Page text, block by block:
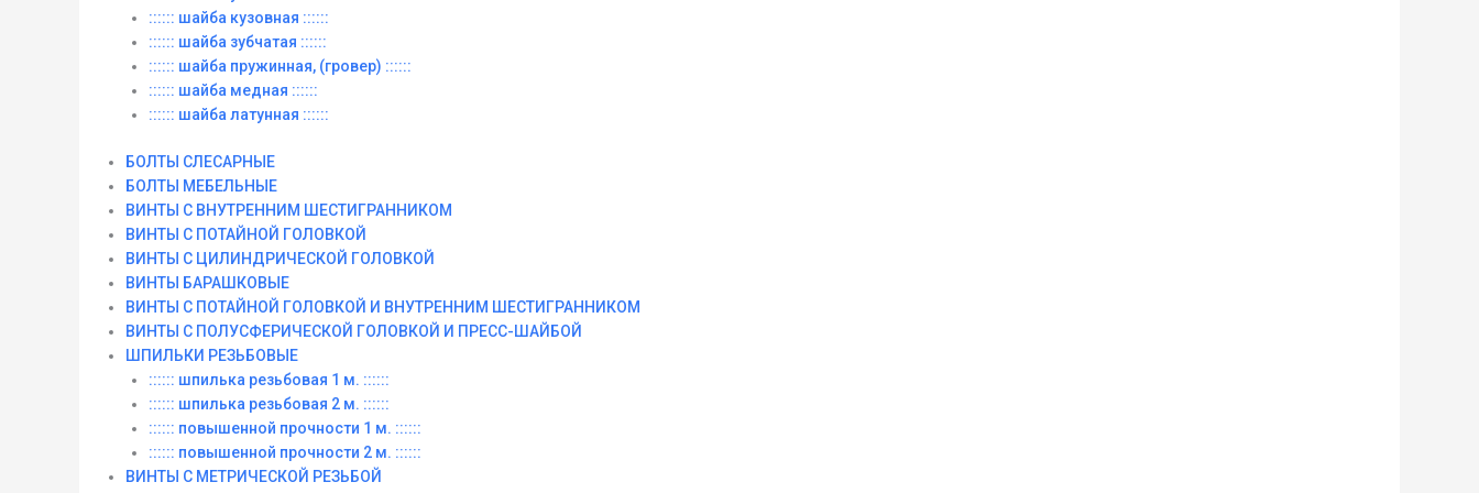
:::::: шайба кузовная ::::::
:::::: шайба зубчатая ::::::
:::::: шайба пружинная, (гровер) ::::::
:::::: шайба медная ::::::
:::::: шайба латунная ::::::
БОЛТЫ СЛЕСАРНЫЕ
БОЛТЫ МЕБЕЛЬНЫЕ
ВИНТЫ С ВНУТРЕННИМ ШЕСТИГРАННИКОМ
ВИНТЫ С ПОТАЙНОЙ ГОЛОВКОЙ
ВИНТЫ С ЦИЛИНДРИЧЕСКОЙ ГОЛОВКОЙ
ВИНТЫ БАРАШКОВЫЕ
ВИНТЫ С ПОТАЙНОЙ ГОЛОВКОЙ И ВНУТРЕННИМ ШЕСТИГРАННИКОМ
ВИНТЫ С ПОЛУСФЕРИЧЕСКОЙ ГОЛОВКОЙ И ПРЕСС-ШАЙБОЙ
ШПИЛЬКИ РЕЗЬБОВЫЕ
:::::: шпилька резьбовая 1 м. ::::::
:::::: шпилька резьбовая 2 м. ::::::
:::::: повышенной прочности 1 м. ::::::
:::::: повышенной прочности 2 м. ::::::
ВИНТЫ C МЕТРИЧЕСКОЙ РЕЗЬБОЙ